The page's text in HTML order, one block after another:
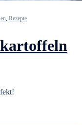
, Rezepte